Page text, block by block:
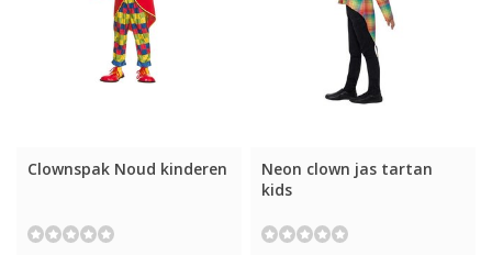
Clownspak Noud kinderen
Neon clown jas tartan
kids